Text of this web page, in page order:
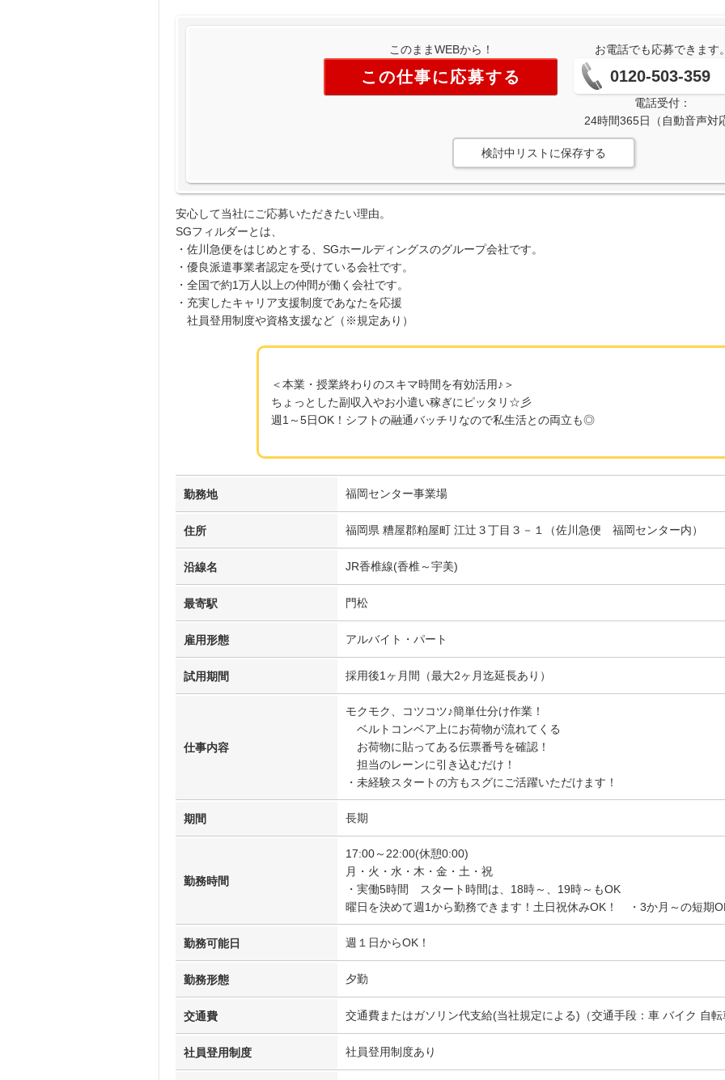
このままWEBから！
この仕事に応募する
お電話でも応募できます
0120-503-359
電話受付：
24時間365日（自動音声対
検討中リストに保存する
安心して当社にご応募いただきたい理由。
SGフィルダーとは、
・佐川急便をはじめとする、SGホールディングスのグループ会社です。
・優良派遣事業者認定を受けている会社です。
・全国で約1万人以上の仲間が働く会社です。
・充実したキャリア支援制度であなたを応援
社員登用制度や資格支援など（※規定あり）
＜本業・授業終わりのスキマ時間を有効活用♪＞
ちょっとした副収入やお小遣い稼ぎにピッタリ☆彡
週1～5日OK！シフトの融通バッチリなので私生活との両立も◎
勤務地 福岡センター事業場
住所 福岡県 糟屋郡粕屋町 江辻３丁目３－１（佐川急便 福岡センター内）
沿線名 JR香椎線(香椎～宇美)
最寄駅 門松
雇用形態 アルバイト・パート
試用期間 採用後1ヶ月間（最大2ヶ月迄延長あり）
仕事内容
モクモク、コツコツ♪簡単仕分け作業！
ベルトコンベア上にお荷物が流れてくる
お荷物に貼ってある伝票番号を確認！
担当のレーンに引き込むだけ！
・未経験スタートの方もスグにご活躍いただけます！
期間 長期
勤務時間
17:00～22:00(休憩0:00)
月・火・水・木・金・土・祝
・実働5時間 スタート時間は、18時～、19時～もOK
曜日を決めて週1から勤務できます！土日祝休みOK！ ・3か月～の短期
勤務可能日 週１日からOK！
勤務形態 夕勤
交通費 交通費またはガソリン代支給(当社規定による)（交通手段：車 バイク 自
社員登用制度 社員登用制度あり